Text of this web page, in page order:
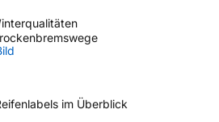
im Überblick